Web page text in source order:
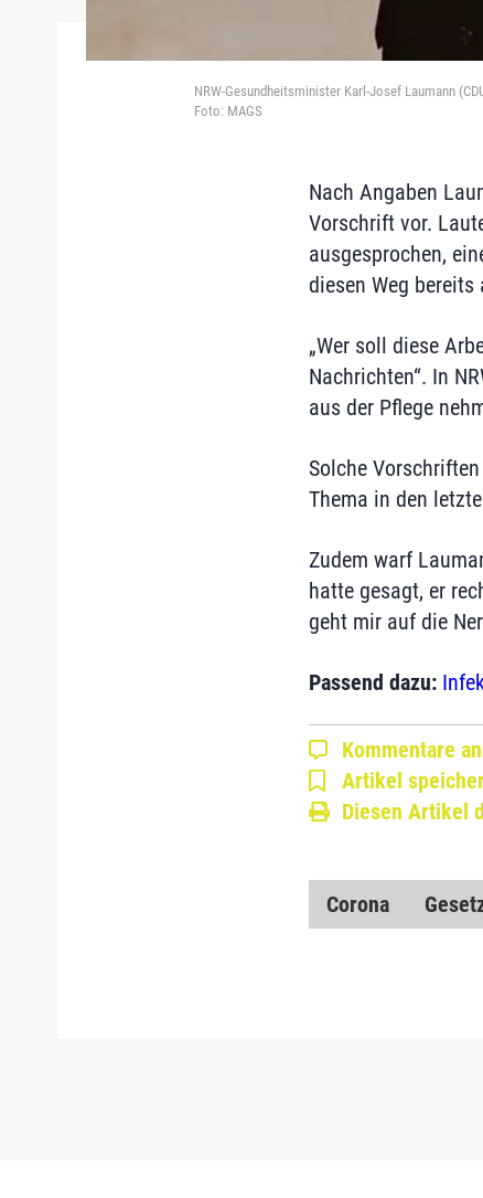
NRW-Gesundheitsminister Karl-Josef Laumann
Foto: MAGS
Nach Angaben
Vorschrift vor.
ausgesprochen,
diesen Weg
„Wer soll diese
Nachrichten“. In
aus der Pflege
Solche
Thema in den
Zudem warf
hatte gesagt, er
geht mir auf die
Passend dazu:
Kommentare
Artikel
Diesen Artikel
Corona